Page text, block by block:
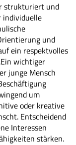
strukturiert und
individuelle
und
ein respektvolles
wichtiger
junge Mensch
um
oder kreative
Entscheidend
Interessen
stärken.